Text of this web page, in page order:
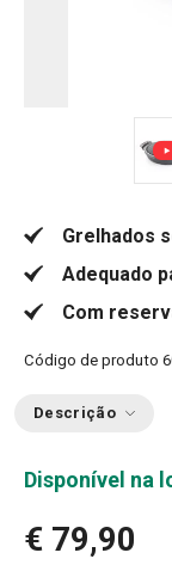
Grelhados
Adequado
Com
Código de produto
Descrição
Disponível na
€ 79,90